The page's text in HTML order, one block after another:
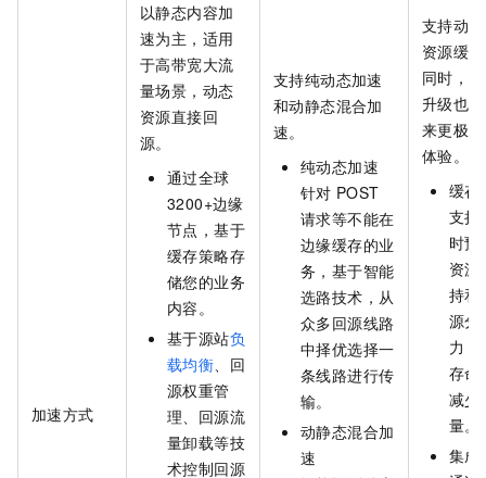
加速方式
以静态内容加
速为主，适用
于高带宽大流
量场景，动态
资源直接回
源。
通过全球
3200+边缘
节点，基于
缓存策略存
储您的业务
内容。
基于源站负
载均衡、回
源权重管
理、回源流
量卸载等技
术控制回源
支持纯动态加速
和动静态混合加
速。
纯动态加速
针对 POST
请求等不能在
边缘缓存的业
务，基于智能
选路技术，从
众多回源线路
中择优选择一
条线路进行传
输。
动静态混合加
速
支持动
资源缓
同时，
升级也
来更极
体验。
缓存
支持
时预
资源
持和
源分
力，
存命
减少
量。
集成